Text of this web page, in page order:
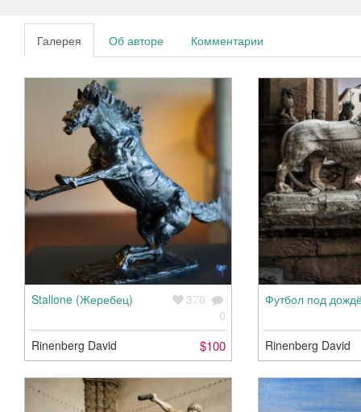
Галерея Об авторе Комментарии
Stallone (Жеребец)
370
0
Rinenberg David
$100
Футбол под
Rinenberg David